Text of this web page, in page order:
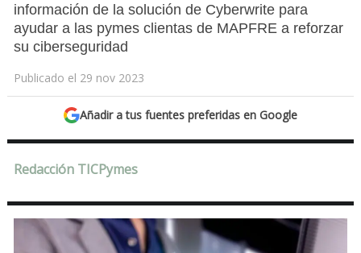
información de la solución de Cyberwrite para
ayudar a las pymes clientas de MAPFRE a reforzar
su ciberseguridad
Publicado el 29 nov 2023
Añadir a tus fuentes preferidas en Google
Redacción TICPymes